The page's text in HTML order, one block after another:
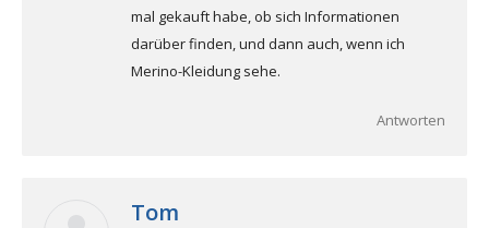
mal gekauft habe, ob sich Informationen
darüber finden, und dann auch, wenn ich
Merino-Kleidung sehe.
Antworten
Tom